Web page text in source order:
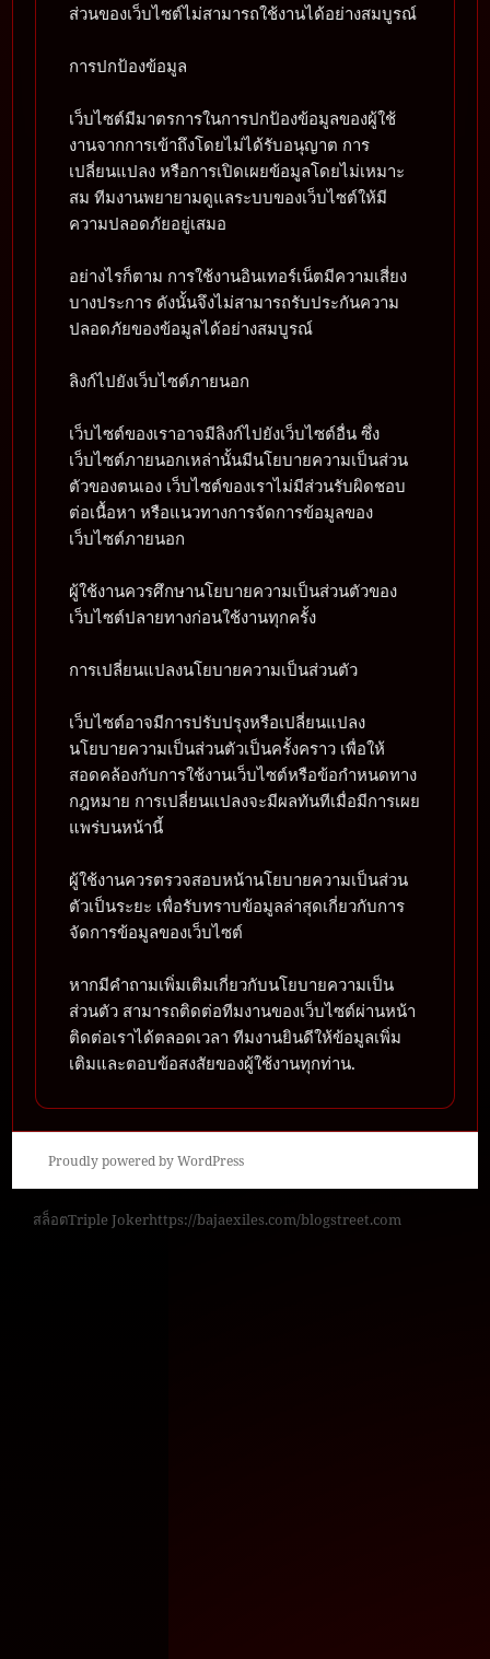
ส่วนของเว็บไซต์ไม่สามารถใช้งานได้อย่างสมบูรณ์
การปกป้องข้อมูล
เว็บไซต์มีมาตรการในการปกป้องข้อมูลของผู้ใช้
งานจากการเข้าถึงโดยไม่ได้รับอนุญาต การ
เปลี่ยนแปลง หรือการเปิดเผยข้อมูลโดยไม่เหมาะ
สม ทีมงานพยายามดูแลระบบของเว็บไซต์ให้มี
ความปลอดภัยอยู่เสมอ
อย่างไรก็ตาม การใช้งานอินเทอร์เน็ตมีความเสี่ยง
บางประการ ดังนั้นจึงไม่สามารถรับประกันความ
ปลอดภัยของข้อมูลได้อย่างสมบูรณ์
ลิงก์ไปยังเว็บไซต์ภายนอก
เว็บไซต์ของเราอาจมีลิงก์ไปยังเว็บไซต์อื่น ซึ่ง
เว็บไซต์ภายนอกเหล่านั้นมีนโยบายความเป็นส่วน
ตัวของตนเอง เว็บไซต์ของเราไม่มีส่วนรับผิดชอบ
ต่อเนื้อหา หรือแนวทางการจัดการข้อมูลของ
เว็บไซต์ภายนอก
ผู้ใช้งานควรศึกษานโยบายความเป็นส่วนตัวของ
เว็บไซต์ปลายทางก่อนใช้งานทุกครั้ง
การเปลี่ยนแปลงนโยบายความเป็นส่วนตัว
เว็บไซต์อาจมีการปรับปรุงหรือเปลี่ยนแปลง
นโยบายความเป็นส่วนตัวเป็นครั้งคราว เพื่อให้
สอดคล้องกับการใช้งานเว็บไซต์หรือข้อกำหนดทาง
กฎหมาย การเปลี่ยนแปลงจะมีผลทันทีเมื่อมีการเผย
แพร่บนหน้านี้
ผู้ใช้งานควรตรวจสอบหน้านโยบายความเป็นส่วน
ตัวเป็นระยะ เพื่อรับทราบข้อมูลล่าสุดเกี่ยวกับการ
จัดการข้อมูลของเว็บไซต์
หากมีคำถามเพิ่มเติมเกี่ยวกับนโยบายความเป็น
ส่วนตัว สามารถติดต่อทีมงานของเว็บไซต์ผ่านหน้า
ติดต่อเราได้ตลอดเวลา ทีมงานยินดีให้ข้อมูลเพิ่ม
เติมและตอบข้อสงสัยของผู้ใช้งานทุกท่าน.
Proudly powered by WordPress
สล็อตTriple Jokerhttps://bajaexiles.com/blogstreet.com